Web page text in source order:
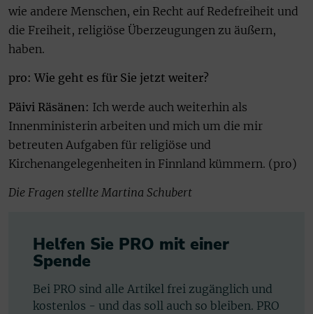
wie andere Menschen, ein Recht auf Redefreiheit und
die Freiheit, religiöse Überzeugungen zu äußern,
haben.
pro: Wie geht es für Sie jetzt weiter?
Päivi Räsänen: Ich werde auch weiterhin als
Innenministerin arbeiten und mich um die mir
betreuten Aufgaben für religiöse und
Kirchenangelegenheiten in Finnland kümmern. (pro)
Die Fragen stellte Martina Schubert
Helfen Sie PRO mit einer
Spende
Bei PRO sind alle Artikel frei zugänglich und
kostenlos - und das soll auch so bleiben. PRO